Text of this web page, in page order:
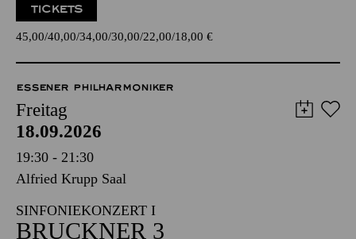
TICKETS
45,00 40,00 34,00 30,00 22,00 18,00 €
ESSENER PHILHARMONIKER
Freitag
18.09.2026
19:30 - 21:30
Alfried Krupp Saal
SINFONIEKONZERT I
BRUCKNER 3